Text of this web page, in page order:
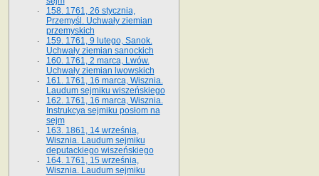
158. 1761, 26 stycznia,
Przemyśl. Uchwały ziemian
przemyskich
159. 1761, 9 lutego, Sanok.
Uchwały ziemian sanockich
160. 1761, 2 marca, Lwów.
Uchwały ziemian lwowskich
161. 1761, 16 marca, Wisznia.
Laudum sejmiku wiszeńskiego
162. 1761, 16 marca, Wisznia.
Instrukcya sejmiku posłom na
sejm
163. 1861, 14 września,
Wisznia. Laudum sejmiku
deputackiego wiszeńskiego
164. 1761, 15 września,
Wisznia. Laudum sejmiku